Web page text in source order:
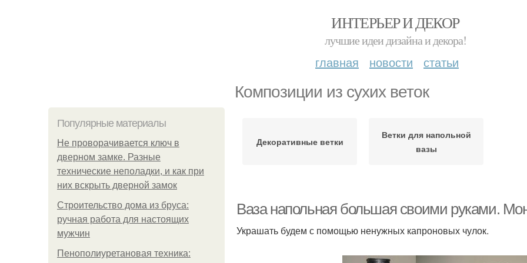
ИНТЕРЬЕР И ДЕКОР
лучшие идеи дизайна и декора!
главная новости статьи
Композиции из сухих веток
Популярные материалы
Не проворачивается ключ в
дверном замке. Разные
технические неполадки, и как при
них вскрыть дверной замок
Строительство дома из бруса:
ручная работа для настоящих
мужчин
Пенополиуретановая техника:
Декоративные ветки
Ветки для напольной
вазы
Ваза напольная большая своими руками.
Украшать будем с помощью ненужных капроновых чулок.